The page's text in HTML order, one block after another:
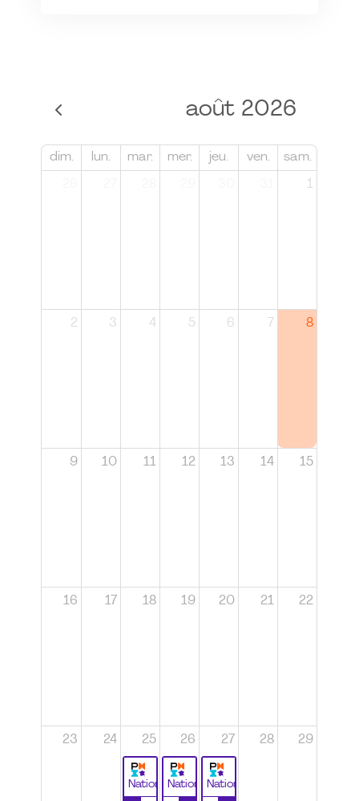
août 2026
dim. lun. mar. mer. jeu. ven. sam.
1
2 3 4 5 6 7 8
9 10 11 12 13 14 15
16 17 18 19 20 21 22
23 24 25
National
26
National
27
National
28 29